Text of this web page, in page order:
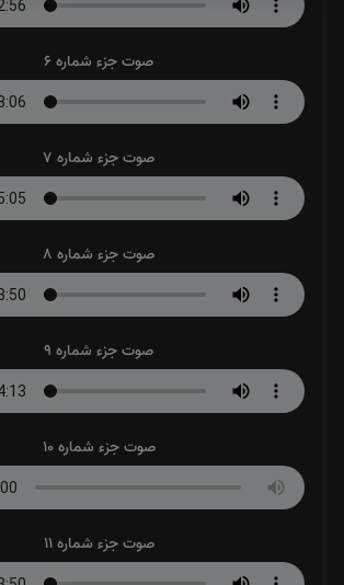
صوت جزء شماره 6
صوت جزء شماره 7
صوت جزء شماره 8
صوت جزء شماره 9
صوت جزء شماره 10
صوت جزء شماره 11